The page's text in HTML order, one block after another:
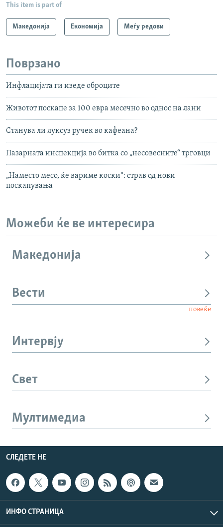
This item is part of
Македонија Економија Меѓу редови
Поврзано
Инфлацијата ги изеде оброците
Животот поскапе за 100 евра месечно во однос на лани
Станува ли луксуз ручек во кафеана?
Пазарната инспекција во битка со „несовесните“ трговци
„Наместо месо, ќе вариме коски“: страв од нови
поскапувања
Можеби ќе ве интересира
Македонија
Вести
повеќе
Интервју
Свет
Мултимедиа
СЛЕДЕТЕ НЕ
ИНФО СТРАНИЦА